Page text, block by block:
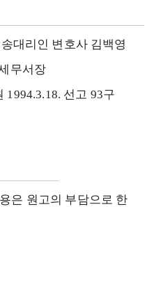
대리인 변호사 김백영
무서장
1994.3.18. 선고 93구
은 원고의 부담으로 한